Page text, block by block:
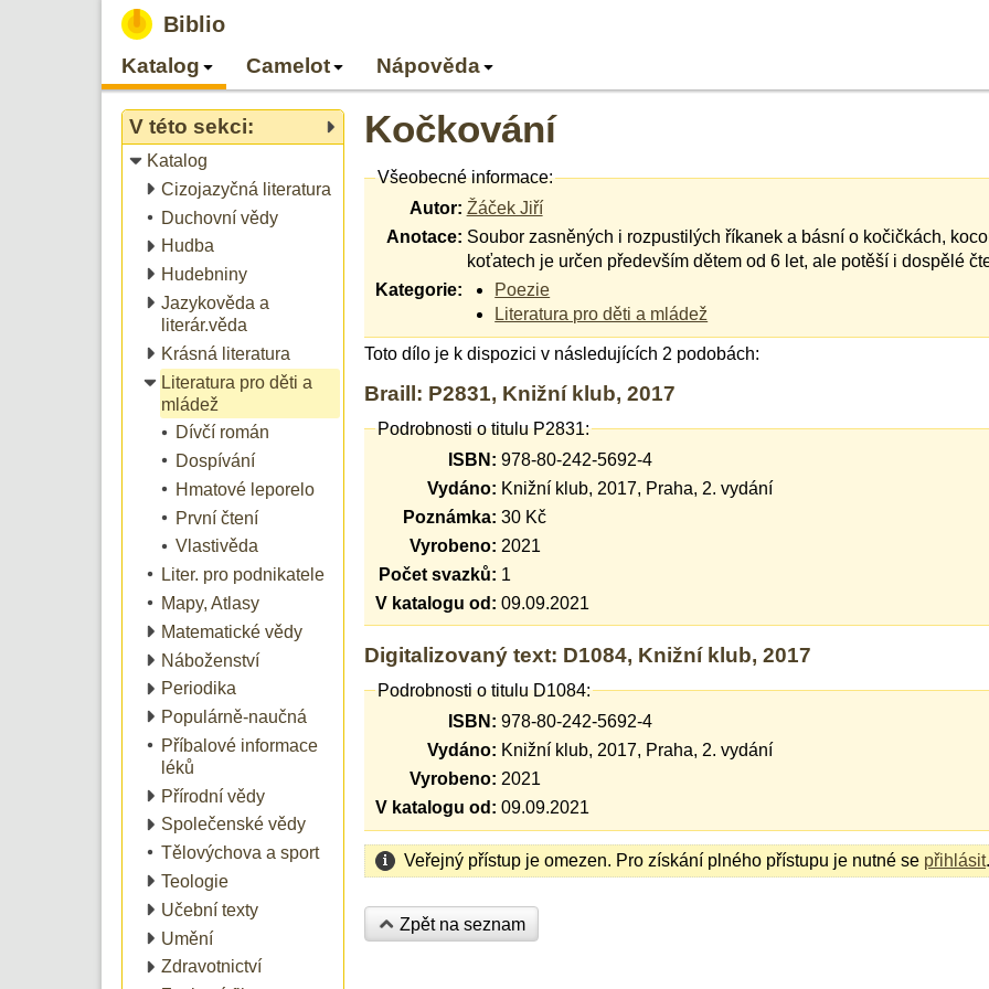
Biblio
Katalog Camelot Nápověda
V této sekci:
Katalog
Cizojazyčná literatura
Duchovní vědy
Hudba
Hudebniny
Jazykověda a
literár.věda
Krásná literatura
Literatura pro děti a
mládež
Dívčí román
Dospívání
Hmatové leporelo
První čtení
Vlastivěda
Liter. pro podnikatele
Mapy, Atlasy
Matematické vědy
Náboženství
Periodika
Populárně-naučná
Příbalové informace
léků
Přírodní vědy
Společenské vědy
Tělovýchova a sport
Teologie
Učební texty
Umění
Zdravotnictví
Kočkování
Všeobecné informace:
Autor: Žáček Jiří
Anotace: Soubor zasněných i rozpustilých říkanek a básní o kočičkách,
koťatech je určen především dětem od 6 let, ale potěší i dospělé
Kategorie:
Poezie
Literatura pro děti a mládež
Toto dílo je k dispozici v následujících 2 podobách:
Braill: P2831, Knižní klub, 2017
Podrobnosti o titulu P2831:
ISBN: 978-80-242-5692-4
Vydáno: Knižní klub, 2017, Praha, 2. vydání
Poznámka: 30 Kč
Vyrobeno: 2021
Počet svazků: 1
V katalogu od: 09.09.2021
Digitalizovaný text: D1084, Knižní klub, 2017
Podrobnosti o titulu D1084:
ISBN: 978-80-242-5692-4
Vydáno: Knižní klub, 2017, Praha, 2. vydání
Vyrobeno: 2021
V katalogu od: 09.09.2021
Veřejný přístup je omezen. Pro získání plného přístupu je nutné se přihlásit.
Zpět na seznam